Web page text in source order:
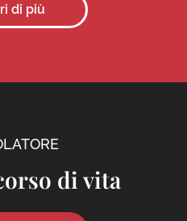
di più
di vita